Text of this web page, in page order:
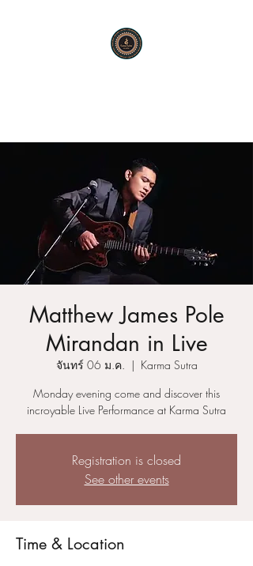
Matthew James Pole
Mirandan in Live
จันทร์ 06 ม.ค.
  |
Karma Sutra
Monday evening come and discover this
incroyable Live Performance at Karma Sutra
Registration is closed
See other events
Time & Location